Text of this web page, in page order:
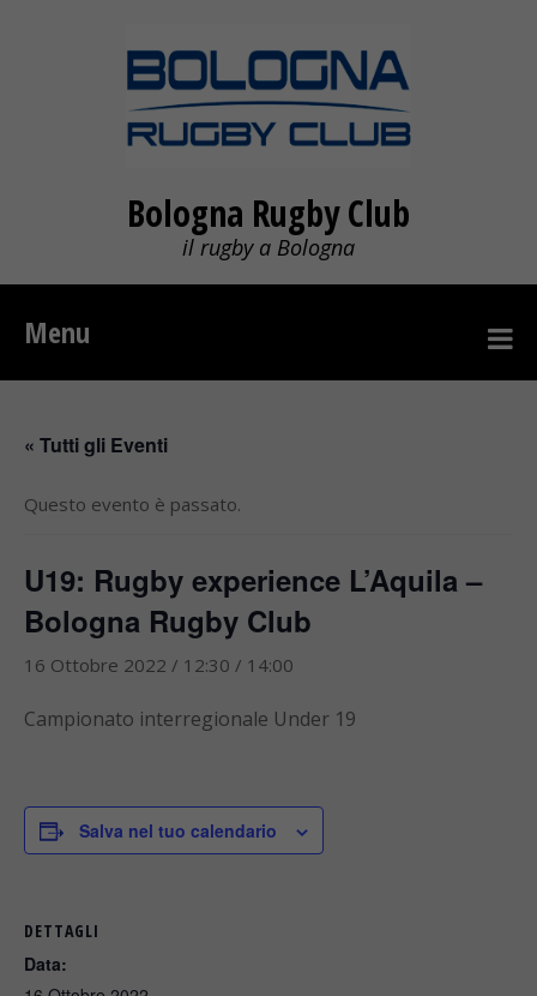
Bologna Rugby Club
il rugby a Bologna
Menu
« Tutti gli Eventi
Questo evento è passato.
U19: Rugby experience L’Aquila –
Bologna Rugby Club
16 Ottobre 2022 / 12:30 / 14:00
Campionato interregionale Under 19
Salva nel tuo calendario
DETTAGLI
Data: